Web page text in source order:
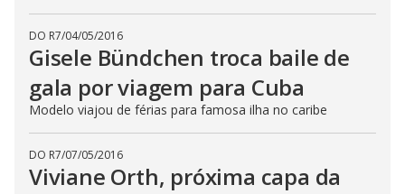
DO R7/04/05/2016
Gisele Bündchen troca baile de
gala por viagem para Cuba
Modelo viajou de férias para famosa ilha no caribe
DO R7/07/05/2016
Viviane Orth, próxima capa da